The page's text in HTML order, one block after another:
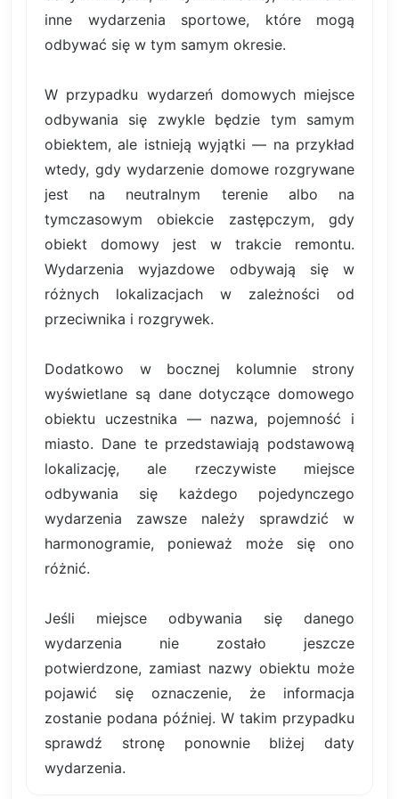
inne wydarzenia sportowe, które mogą
odbywać się w tym samym okresie.
W przypadku wydarzeń domowych miejsce
odbywania się zwykle będzie tym samym
obiektem, ale istnieją wyjątki — na przykład
wtedy, gdy wydarzenie domowe rozgrywane
jest na neutralnym terenie albo na
tymczasowym obiekcie zastępczym, gdy
obiekt domowy jest w trakcie remontu.
Wydarzenia wyjazdowe odbywają się w
różnych lokalizacjach w zależności od
przeciwnika i rozgrywek.
Dodatkowo w bocznej kolumnie strony
wyświetlane są dane dotyczące domowego
obiektu uczestnika — nazwa, pojemność i
miasto. Dane te przedstawiają podstawową
lokalizację, ale rzeczywiste miejsce
odbywania się każdego pojedynczego
wydarzenia zawsze należy sprawdzić w
harmonogramie, ponieważ może się ono
różnić.
Jeśli miejsce odbywania się danego
wydarzenia nie zostało jeszcze
potwierdzone, zamiast nazwy obiektu może
pojawić się oznaczenie, że informacja
zostanie podana później. W takim przypadku
sprawdź stronę ponownie bliżej daty
wydarzenia.